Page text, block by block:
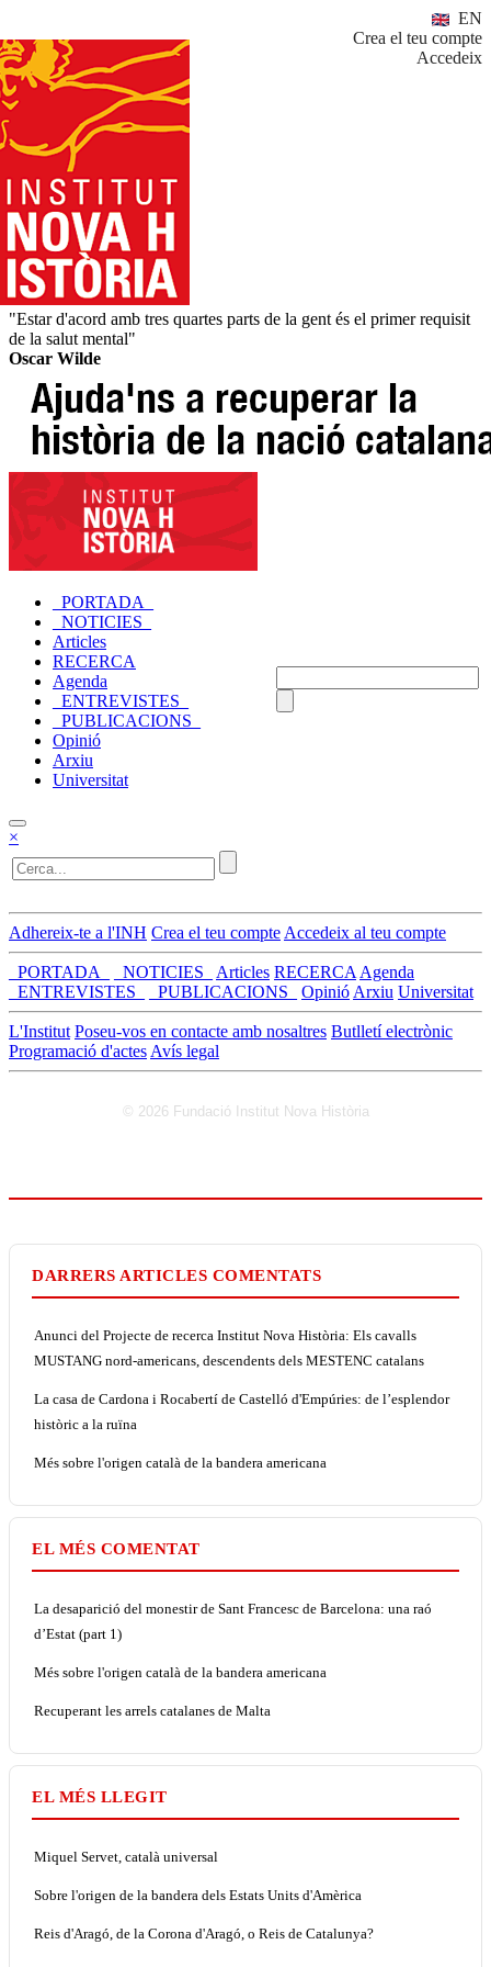
EN
Crea el teu compte
Accedeix
"Estar d'acord amb tres quartes parts de la gent és el primer requisit
de la salut mental"
Oscar Wilde
_PORTADA_
_NOTICIES_
Articles
RECERCA
Agenda
_ENTREVISTES_
_PUBLICACIONS_
Opinió
Arxiu
Universitat
×
Adhereix-te a l'INH Crea el teu compte Accedeix al teu compte
_PORTADA_ _NOTICIES_ Articles RECERCA Agenda
_ENTREVISTES_
_PUBLICACIONS_ Opinió Arxiu Universitat
L'Institut Poseu-vos en contacte amb nosaltres Butlletí electrònic
Programació d'actes Avís legal
© 2026 Fundació Institut Nova Història
DARRERS ARTICLES COMENTATS
Anunci del Projecte de recerca Institut Nova Història: Els cavalls
MUSTANG nord-americans, descendents dels MESTENC catalans
La casa de Cardona i Rocabertí de Castelló d'Empúries: de l’esplendor
històric a la ruïna
Més sobre l'origen català de la bandera americana
EL MÉS COMENTAT
La desaparició del monestir de Sant Francesc de Barcelona: una raó
d’Estat (part 1)
Més sobre l'origen català de la bandera americana
Recuperant les arrels catalanes de Malta
EL MÉS LLEGIT
Miquel Servet, català universal
Sobre l'origen de la bandera dels Estats Units d'Amèrica
Reis d'Aragó, de la Corona d'Aragó, o Reis de Catalunya?